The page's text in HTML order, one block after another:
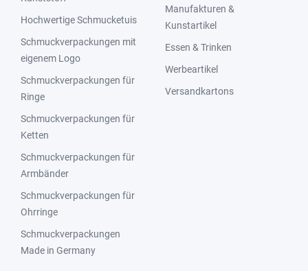
Hochwertige Schmucketuis
Schmuckverpackungen mit
eigenem Logo
Schmuckverpackungen für
Ringe
Schmuckverpackungen für
Ketten
Schmuckverpackungen für
Armbänder
Schmuckverpackungen für
Ohrringe
Schmuckverpackungen
Made in Germany
Manufakturen &
Kunstartikel
Essen & Trinken
Werbeartikel
Versandkartons